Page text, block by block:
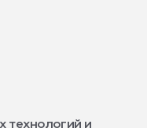
технологий и